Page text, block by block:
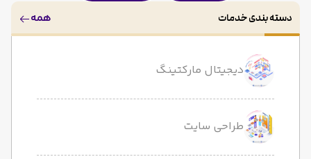
دسته بندی خدمات همه
دیجیتال مارکتینگ
طراحی سایت